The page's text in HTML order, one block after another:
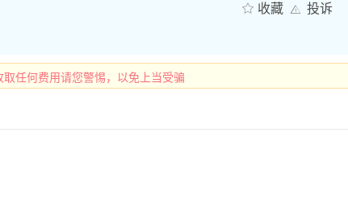
收藏 投诉
任何费用请您警惕，以免上当受骗